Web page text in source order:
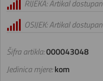
Šifra artikla:000043048
RIJEKA: Artikal dostupan
OSIJEK: Artikal dostupan
Jedinica mjere:kom